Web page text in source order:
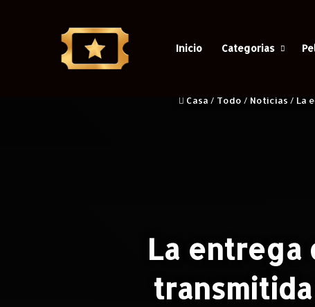
Inicio Categorias
Casa / Todo / Noticias / La
La entrega